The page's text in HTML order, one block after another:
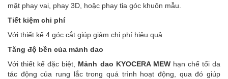
mặt phay vai, phay 3D, hoặc phay tỉa góc khuôn mẫu.
Tiết kiệm chi phí
Với thiết kế 4 góc cắt giúp giảm chi phí hiệu quả
Tăng độ bền của mảnh dao
Với thiết kế đặc biệt, Mảnh dao KYOCERA MEW hạn chế tối da
tác động của rung lắc trong quá trình hoạt động, qua đó giúp